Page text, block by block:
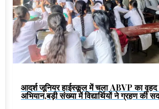
आदर्श जूनियर हाईस्कूल में चला ABVP का
अभियान,बड़ी संख्या में विद्यार्थियों ने ग्रहण की